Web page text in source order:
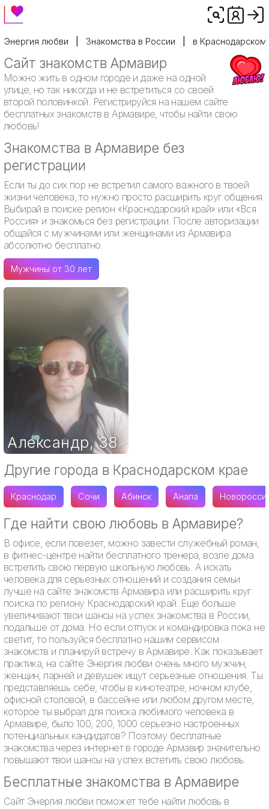
Энергия любви Знакомства в России в Краснодарском
Сайт знакомств Армавир
Можно жить в одном городе и даже на одной
улице, но так никогда и не встретиться со своей
второй половинкой. Регистрируйся на нашем сайте
бесплатных знакомств в Армавире, чтобы найти свою
любовь!
Знакомства в Армавире без
регистрации
Если ты до сих пор не встретил самого важного в твоей
жизни человека, то нужно просто расширить круг общения.
Выбирай в поиске регион «Краснодарский край» или «Вся
Россия» и знакомься без регистрации. После авторизации
общайся с мужчинами или женщинами из Армавира
абсолютно бесплатно.
Мужчины от 30 лет
Александр,38
Другие города в Краснодарском крае
Краснодар Сочи Абинск Анапа
Где найти свою любовь в Армавире?
В офисе, если повезет, можно завести служебный роман,
в фитнес-центре найти бесплатного тренера, возле дома
встретить свою первую школьную любовь. А искать
человека для серьезных отношений и создания семьи
лучше на сайте знакомств Армавира или расширить круг
поиска по региону Краснодарский край. Еще больше
увеличивают твои шансы на успех знакомства в России,
подальше от дома. Но если отпуск и командировка пока не
светит, то пользуйся бесплатно нашим сервисом
знакомств и планируй встречу в Армавире. Как показывает
практика, на сайте Энергия любви очень много мужчин,
женщин, парней и девушек ищут серьезные отношения. Ты
представляешь себе, чтобы в кинотеатре, ночном клубе,
офисной столовой, в бассейне или любом другом месте,
которое ты выбрал для поиска любимого человека в
Армавире, было 100, 200, 1000 серьезно настроенных
потенциальных кандидатов? Поэтому бесплатные
знакомства через интернет в городе Армавир значительно
повышают твои шансы на успех встетить свою любовь.
Бесплатные знакомства в Армавире
Сайт Энергия любви поможет тебе найти любовь в